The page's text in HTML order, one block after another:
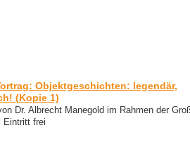
Objektgeschichten: legendär,
(Kopie 1)
Dr. Albrecht Manegold im Rahmen der
Eintritt frei